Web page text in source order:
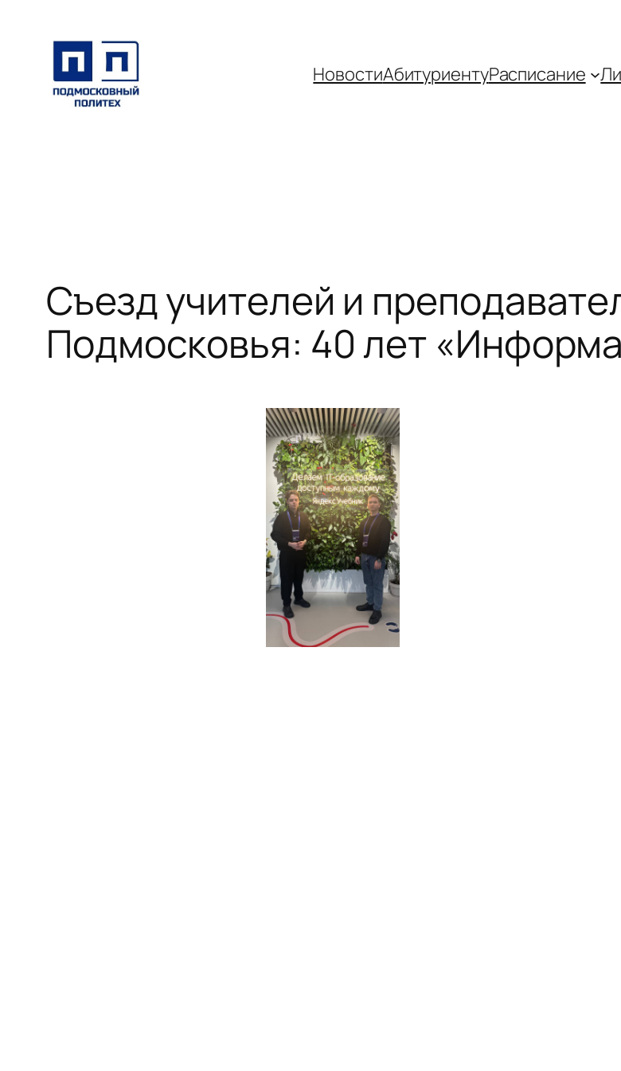
содержимому
НовостиАбитуриентуРаспиcание
Съезд учителей и
Подмосковья: 40 лет